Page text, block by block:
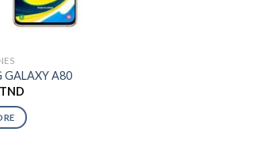
GALAXY A80
TND